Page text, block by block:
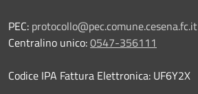
PEC: protocollo@pec.comune.cesena.fc.it
Centralino unico:0547-356111
Codice IPA Fattura Elettronica: UF6Y2X